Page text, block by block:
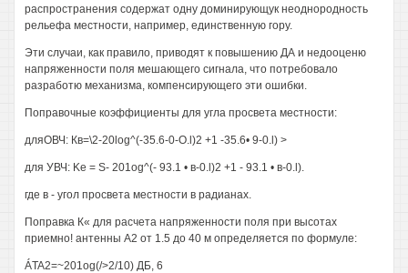
распространения содержат одну доминирующук неоднородность
рельефа местности, например, единственную гору.
Эти случаи, как правило, приводят к повышению ДА и недооценю
напряженности поля мешающего сигнала, что потребовало
разработю механизма, компенсирующего эти ошибки.
Поправочные коэффициенты для угла просвета местности:
дляОВЧ: Кв=\2-20log^(-35.6-0-O.l)2 +1 -35.6• 9-0.l) >
для УВЧ: Ke = S- 201og^(- 93.1 • в-0.l)2 +1 - 93.1 • в-0.l).
где в - угол просвета местности в радианах.
Поправка К« для расчета напряженности поля при высотах
приемно! антенны А2 от 1.5 до 40 м определяется по формуле:
ÁTA2=~201og(/>2/10) ДБ, 6